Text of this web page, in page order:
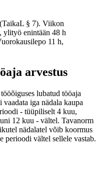
§ 7). Viikon
ylityö enintään 48 h
11 h,
arvestus
lubatud tööaja
iga nädala kaupa
- tüüpiliselt 4 kuu,
12 kuu - vältel. Tavanorm
nädalatel võib koormus
perioodi vältel sellele vastab.